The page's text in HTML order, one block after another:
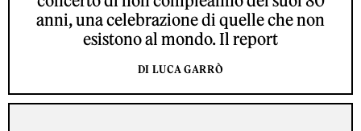
anni, una celebrazione di quelle che non
esistono al mondo. Il report
DI LUCA GARRÒ